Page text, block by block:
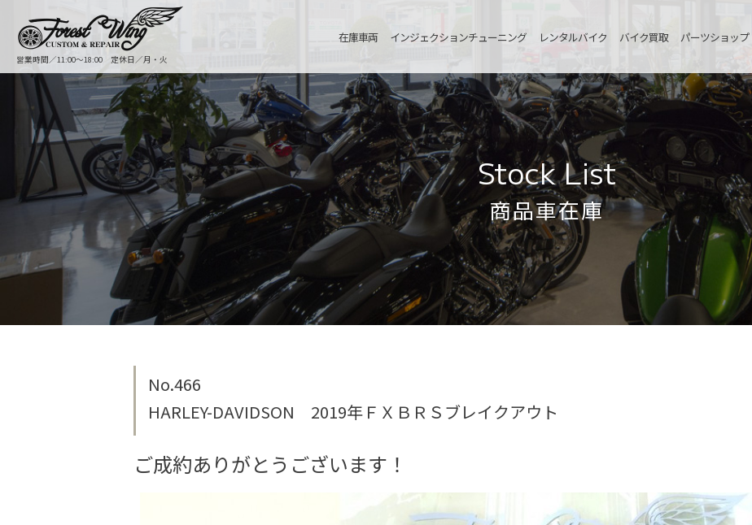
営業時間／11:00〜18:00 定休日／月・火
在庫車両 インジェクションチューニング レンタルバイク バイク買取 パーツショップ
Stock List
商品車在庫
No.466
HARLEY-DAVIDSON 2019年ＦＸＢＲＳブレイクアウト
ご成約ありがとうございます！